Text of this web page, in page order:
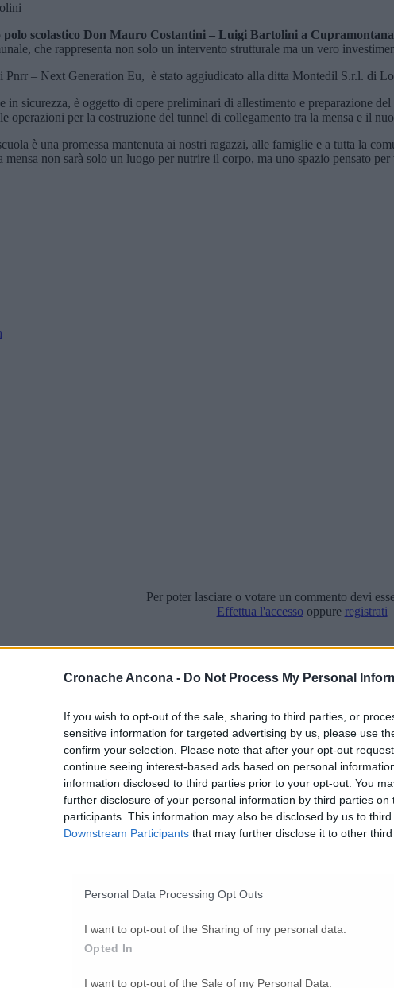
Cronache Ancona - Do Not Process My Personal
If you wish to opt-out of the sale, sharing to third parties, or
sensitive information for targeted advertising by us, please use
confirm your selection. Please note that after your opt-out
continue seeing interest-based ads based on personal
information disclosed to third parties prior to your opt-out. You
further disclosure of your personal information by third parties on
participants. This information may also be disclosed by us to
Downstream Participants that may further disclose it to other third
Personal Data Processing Opt Outs
I want to opt-out of the Sharing of my personal data.
Opted In
I want to opt-out of the Sale of my Personal Data.
polo scolastico Don Mauro Costantini – Luigi Bartolini a
che rappresenta non solo un intervento strutturale ma un vero
Pnrr – Next Generation Eu, è stato aggiudicato alla ditta Montedil S.r.l. di
in sicurezza, è oggetto di opere preliminari di allestimento e preparazione
operazioni per la costruzione del tunnel di collegamento tra la mensa e il
è una promessa mantenuta ai nostri ragazzi, alle famiglie e a tutta la
non sarà solo un luogo per nutrire il corpo, ma uno spazio pensato
Per poter lasciare o votare un commento devi
Effettua l'accesso oppure registrati
d'artificio:
Marche:
carabinieri arrestano i due ladri
daspo urbano: